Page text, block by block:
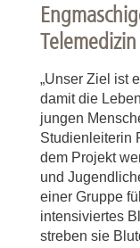
Telemedizin
„Unser Ziel ist
damit die
jungen
Studienleiterin
dem Projekt
und
einer Gruppe
intensiviertes
streben sie